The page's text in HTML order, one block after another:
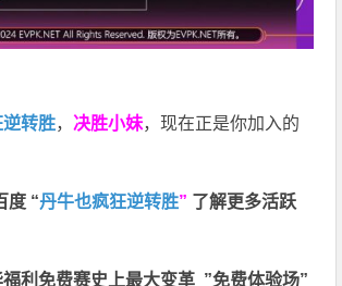
转胜， 决胜小妹，现在正是你加入的
度 “丹牛也疯狂逆转胜” 了解更多活跃
福利免费赛史上最大变革 ”免费体验场”